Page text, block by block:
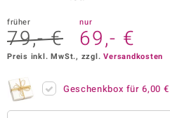
früher
79,- €
nur
69,- €
Preis inkl. MwSt., zzgl.Versandkosten
Geschenkbox für6,00 €